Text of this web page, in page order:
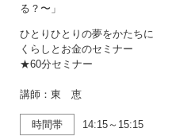
る？〜」
ひとりひとりの夢をかたちに
くらしとお金のセミナー
★60分セミナー
講師：東 恵
時間帯 14:15～15:15